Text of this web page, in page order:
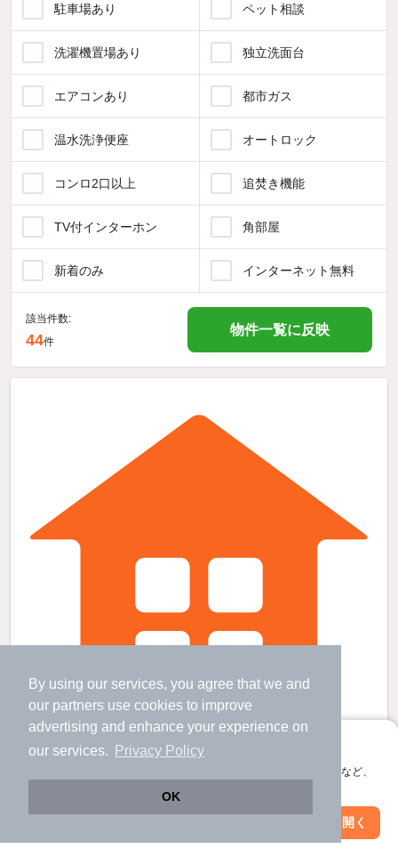
By using our services, you agree that we and
our partners use cookies to improve
advertising and enhance your experience on
our services.
Privacy Policy
OK
アプリに切り替えて、サクサクお部屋探し
会員登録なしですぐ使える。マップ検索やお気に入り保存など、
アプリを開く
駐車場あり ペット相談
洗濯機置場あり 独立洗面台
エアコンあり 都市ガス
温水洗浄便座 オートロック
コンロ2口以上 追焚き機能
TV付インターホン 角部屋
新着のみ インターネット無料
該当件数:
44件
物件一覧に反映
ブリッジビューBの賃貸物件
山陽明石駅 バス
2階建 / 16年8ヶ月 / 木造
絞り込み条件を変更